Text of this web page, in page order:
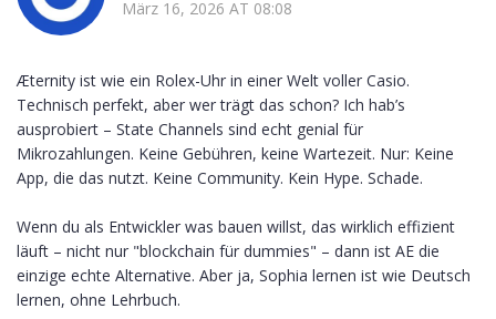
März 16, 2026 AT 08:08
Æternity ist wie ein Rolex-Uhr in einer Welt voller Casio.
Technisch perfekt, aber wer trägt das schon? Ich hab’s
ausprobiert – State Channels sind echt genial für
Mikrozahlungen. Keine Gebühren, keine Wartezeit. Nur: Keine
App, die das nutzt. Keine Community. Kein Hype. Schade.
Wenn du als Entwickler was bauen willst, das wirklich effizient
läuft – nicht nur "blockchain für dummies" – dann ist AE die
einzige echte Alternative. Aber ja, Sophia lernen ist wie Deutsch
lernen, ohne Lehrbuch.